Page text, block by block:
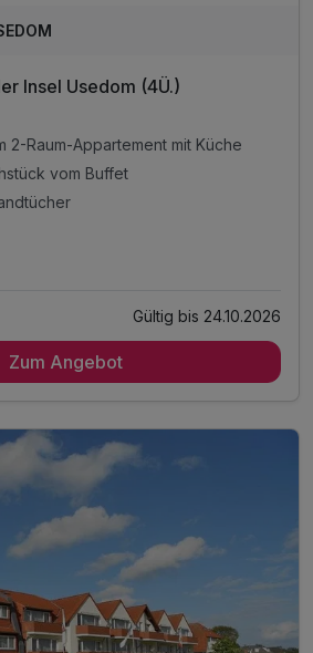
Insel Usedom (4Ü.)
2-Raum-Appartement mit Küche
vom Buffet
vom Buffet
Gültig bis 24.10.2026
Zum Angebot